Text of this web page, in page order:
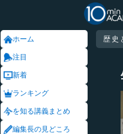
ホーム
注目
新着
ランキング
を知る講義まとめ
編集長の見どころ
歴史